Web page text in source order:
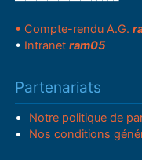
• Compte-rendu A.G.
• Intranetram05
Partenariats
Notre politique de
Nos conditions